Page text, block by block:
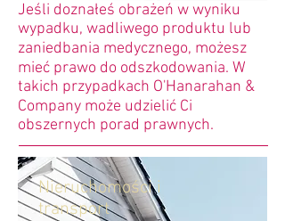
Nieruchomości i
transport
Jeśli doznałeś obrażeń w wyniku
wypadku, wadliwego produktu lub
zaniedbania medycznego, możesz
mieć prawo do odszkodowania. W
takich przypadkach O'Hanarahan &
Company może udzielić Ci
obszernych porad prawnych.